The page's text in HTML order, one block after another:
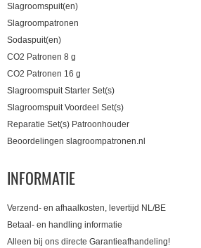
Slagroomspuit(en)
Slagroompatronen
Sodaspuit(en)
CO2 Patronen 8 g
CO2 Patronen 16 g
Slagroomspuit Starter Set(s)
Slagroomspuit Voordeel Set(s)
Reparatie Set(s) Patroonhouder
Beoordelingen slagroompatronen.nl
INFORMATIE
Verzend- en afhaalkosten, levertijd NL/BE
Betaal- en handling informatie
Alleen bij ons directe Garantieafhandeling!